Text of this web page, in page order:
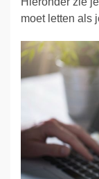
moet letten als